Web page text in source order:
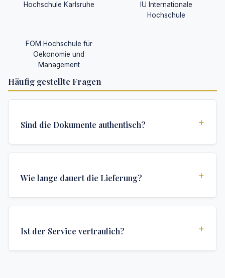
Hochschule Karlsruhe
IU Internationale
Hochschule
FOM Hochschule für
Oekonomie und
Management
Häufig gestellte Fragen
Sind die Dokumente authentisch? +
Sicherheitsmerkmale und Authentifizierungen, die für
Wie lange dauert die Lieferung? +
Die genaue Lieferzeit hängt von Ihrem Standort und
Ist der Service vertraulich? +